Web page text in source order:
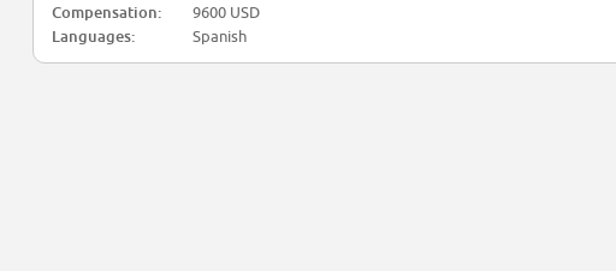
Compensation:
9600 USD
Languages:
Spanish